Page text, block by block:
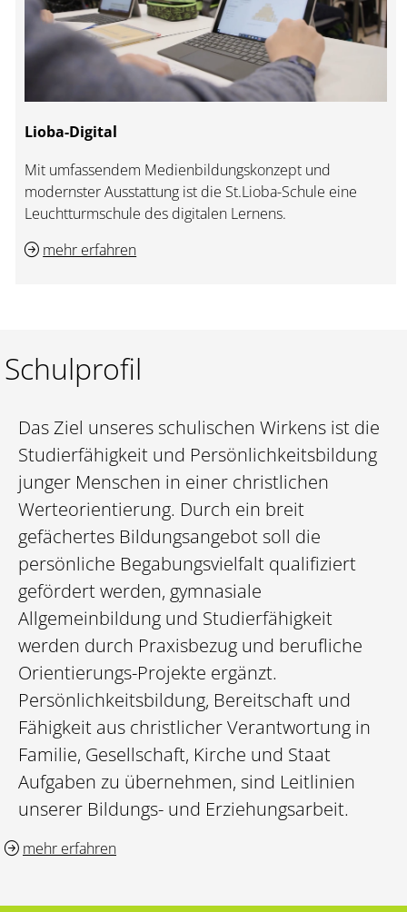
Lioba-Digital
Mit umfassendem Medienbildungskonzept und
modernster Ausstattung ist die St.Lioba-Schule eine
Leuchtturmschule des digitalen Lernens.
mehr erfahren
Schulprofil
Das Ziel unseres schulischen Wirkens ist die
Studierfähigkeit und Persönlichkeitsbildung
junger Menschen in einer christlichen
Werteorientierung. Durch ein breit
gefächertes Bildungsangebot soll die
persönliche Begabungsvielfalt qualifiziert
gefördert werden, gymnasiale
Allgemeinbildung und Studierfähigkeit
werden durch Praxisbezug und berufliche
Orientierungs-Projekte ergänzt.
Persönlichkeitsbildung, Bereitschaft und
Fähigkeit aus christlicher Verantwortung in
Familie, Gesellschaft, Kirche und Staat
Aufgaben zu übernehmen, sind Leitlinien
unserer Bildungs- und Erziehungsarbeit.
mehr erfahren